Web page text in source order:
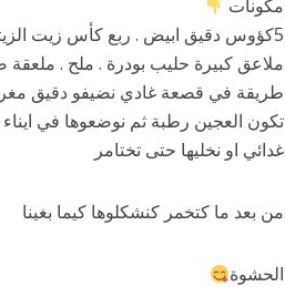
مكونات
ملاعق كبيرة حليب بودرة . ملح . ملعقة
طريقة في قصعة غادي نضيفو دقيق
تكون العجين رطبة ثم نوضعوها في ايناء
غدائي او نخليها حتى تختامر
من بعد ما كتخمر كنشكلوها كيما بغينا
الحشوة